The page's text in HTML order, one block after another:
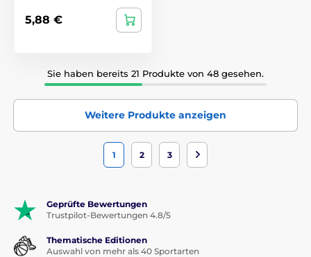
5,88 €
Sie haben bereits 21 Produkte von 48 gesehen.
Weitere Produkte anzeigen
1 2 3
Geprüfte Bewertungen
Trustpilot-Bewertungen 4.8/5
Thematische Editionen
Auswahl von mehr als 40 Sportarten